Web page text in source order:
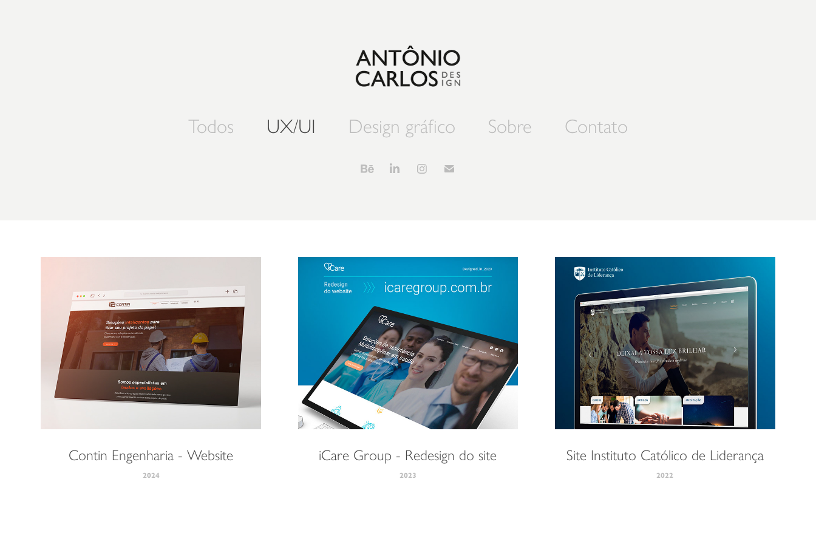
Todos UX/UI Design gráfico Sobre Contato
Contin Engenharia - Website
2024
iCare Group - Redesign do site
2023
Site Instituto Católico de Liderança
2022